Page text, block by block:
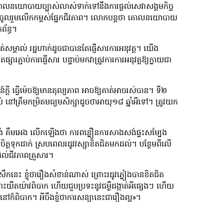
នយោបាយច្បាស់លាស់ទាក់ទៅនឹងការផ្ដល់សេវាសង្គមកិច្ច
លរួមលើកកម្ពស់ផ្នែកជីវភាព។ លោកបន្តថា គោលនយោបាយ
ន្ធ។
គាល់ រដ្ឋហាក់ដូចជាបានតែផ្ញើសារការអនុវត្ត។ យើង
ភ្ជាប់ការផ្ញើសារ បន្ទាប់មកវាត្រូវការការអនុវត្តឱ្យក្លាយជា
ដី ធ្វើម៉េចឱ្យមានតុល្យភាព អាចឱ្យគាត់អាចរស់បាន។ ទី២
នៅត្រឹមកម្រិតមធ្យមសិក្សាដូចថាអាយុ១៨ ឆ្នាំអីទៅ។ ត្រូវយក
អេង លើកឡើងថា ការពន្លឿនការសាងសង់ផ្ទះសម្បែង
តទុកដាក់ ស្របពេលរដូវវស្សាខិតជិតមកដល់។ បន្ថែមពីលើ
ល់ជីវភាពគ្រួសារ។
េះ ខ្ញុំថារឿងសំខាន់ណាស់ ព្រោះរដូវភ្លៀងបានខិតជិត
តយ៉ាវពិបាក ហើយជួបប្រទះនូវជម្ងឺដង្កាត់អីផ្សេងៗ ហើយ
ក៏ពិបាក។ អីចឹងខ្ញុំថាការសន្យានេះជារឿងល្អ»។